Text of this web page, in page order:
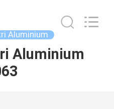
Aluminium
Aluminium